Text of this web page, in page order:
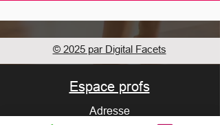
© 2025 par Digital Facets
Espace profs
Adresse